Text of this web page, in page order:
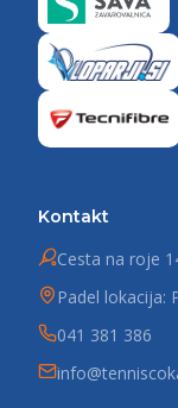
Kontakt
Cesta na roje
Padel lokacija:
041 381 386